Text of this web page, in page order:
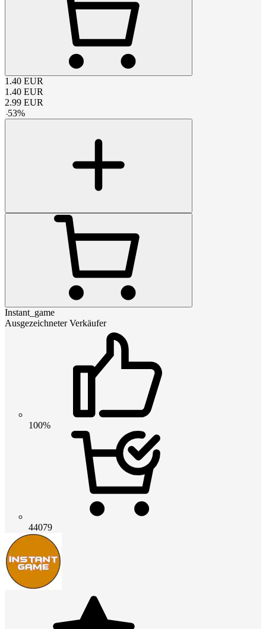
1.40 EUR
1.40 EUR
2.99 EUR
-53%
Instant_game
Ausgezeichneter Verkäufer
100%
44079